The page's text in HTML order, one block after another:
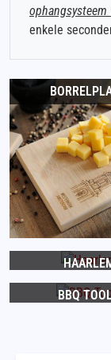
enkele
BBQ